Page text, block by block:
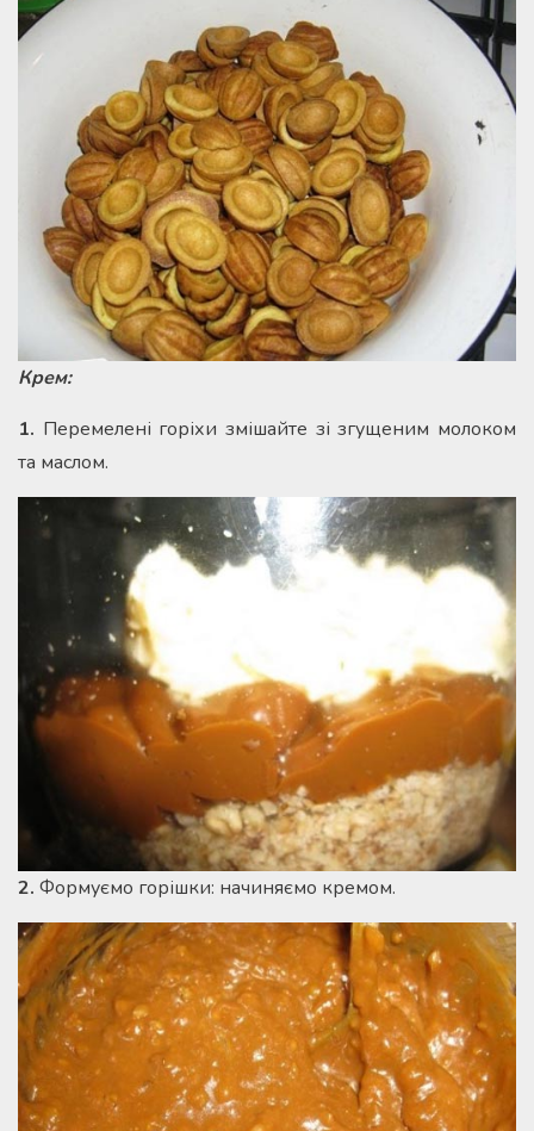
Крем:
1. Перемелені горіхи змішайте зі згущеним молоком
та маслом.
2. Формуємо горішки: начиняємо кремом.